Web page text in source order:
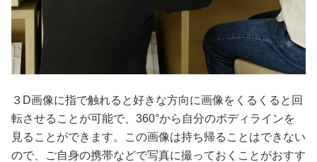
３D画像に指で触れると好きな方向に画像をくるくると回
転させることが可能で、360°から自分のボディラインを
見ることができます。この画像は持ち帰ることはできない
ので、ご自身の携帯などで写真に撮っておくことがおすす